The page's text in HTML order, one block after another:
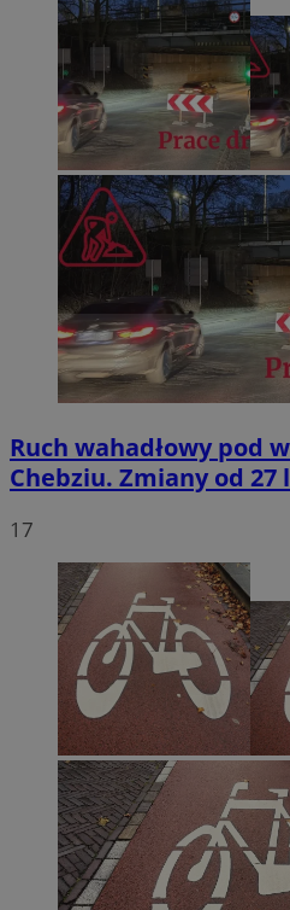
Ruch wahadłowy pod
Chebziu. Zmiany od 27
17